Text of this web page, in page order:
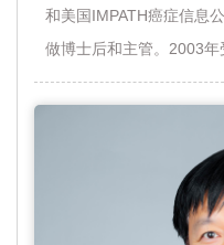
和美国IMPATH癌症信息
做博士后和主管。2003
学医学院任副教授。